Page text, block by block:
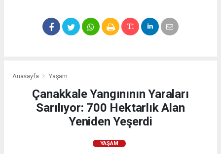
Anasayfa Yaşam
Çanakkale Yangınının Yaraları
Sarılıyor: 700 Hektarlık Alan
Yeniden Yeşerdi
YAŞAM